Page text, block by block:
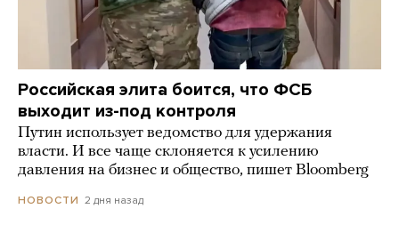
Российская элита боится, что ФСБ
выходит из-под контроля
Путин использует ведомство для удержания
власти. И все чаще склоняется к усилению
давления на бизнес и общество, пишет Bloomberg
НОВОСТИ 2 дня назад